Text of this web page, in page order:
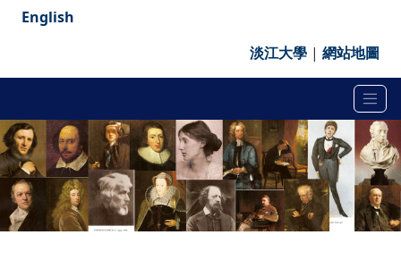
English
淡江大學 | 網站地圖